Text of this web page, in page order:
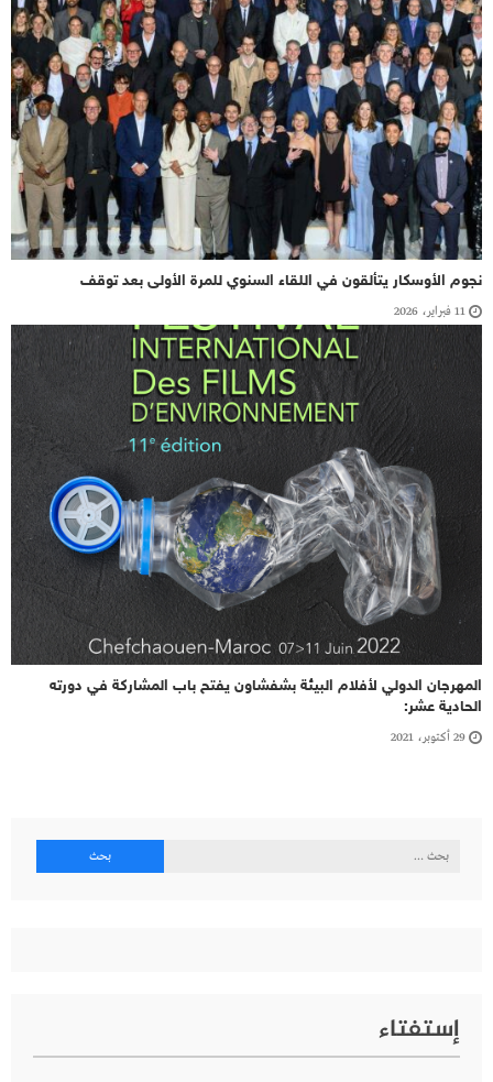
نجوم الأوسكار يتألقون في اللقاء السنوي للمرة الأولى بعد توقف
11 فبراير، 2026
‬المهرجان الدولي لأفلام البيئة بشفشاون يفتح باب المشاركة في دورته
الحادية عشر:
29 أكتوبر، 2021
البحث
إستفتاء